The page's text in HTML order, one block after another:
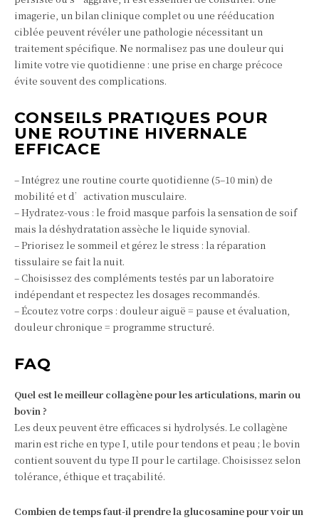
imagerie, un bilan clinique complet ou une rééducation
ciblée peuvent révéler une pathologie nécessitant un
traitement spécifique. Ne normalisez pas une douleur qui
limite votre vie quotidienne : une prise en charge précoce
évite souvent des complications.
CONSEILS PRATIQUES POUR
UNE ROUTINE HIVERNALE
EFFICACE
– Intégrez une routine courte quotidienne (5–10 min) de
mobilité et d’activation musculaire.
– Hydratez-vous : le froid masque parfois la sensation de soif
mais la déshydratation assèche le liquide synovial.
– Priorisez le sommeil et gérez le stress : la réparation
tissulaire se fait la nuit.
– Choisissez des compléments testés par un laboratoire
indépendant et respectez les dosages recommandés.
– Écoutez votre corps : douleur aiguë = pause et évaluation,
douleur chronique = programme structuré.
FAQ
Quel est le meilleur collagène pour les articulations, marin ou
bovin ?
Les deux peuvent être efficaces si hydrolysés. Le collagène
marin est riche en type I, utile pour tendons et peau ; le bovin
contient souvent du type II pour le cartilage. Choisissez selon
tolérance, éthique et traçabilité.
Combien de temps faut-il prendre la glucosamine pour voir un